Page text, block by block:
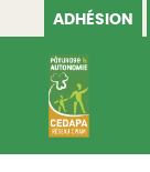
ADHÉSION
CEDAPA